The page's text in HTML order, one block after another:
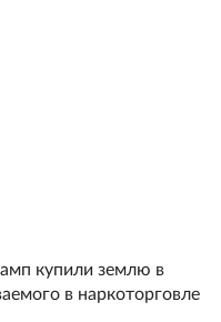
купили землю в
в наркоторговле